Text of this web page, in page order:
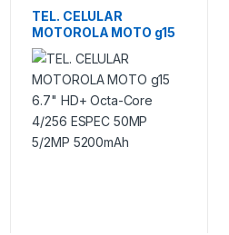
TEL. CELULAR
MOTOROLA MOTO g15
6.7″ HD+ Octa-Core
4/256 ESPEC 50MP
5/2MP 5200mAh